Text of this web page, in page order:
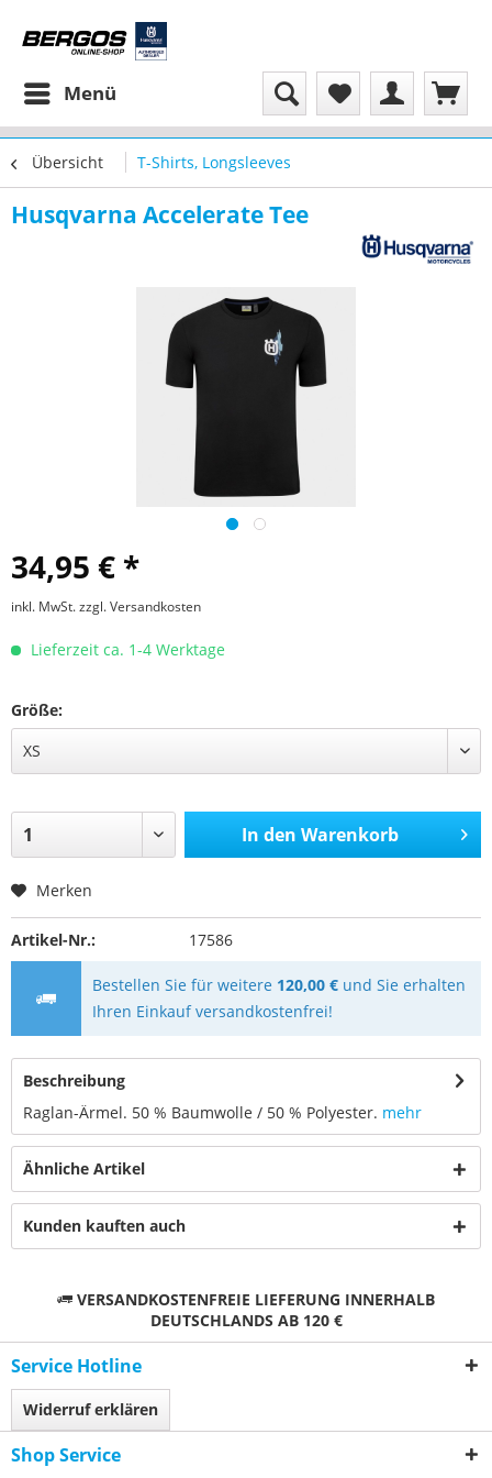
Menü
Übersicht T-Shirts, Longsleeves
Husqvarna Accelerate Tee
34,95 € *
inkl. MwSt.zzgl. Versandkosten
Lieferzeit ca. 1-4 Werktage
Größe:
In den Warenkorb
Merken
Artikel-Nr.: 17586
Bestellen Sie für weitere 120,00 € und Sie erhalten
Ihren Einkauf versandkostenfrei!
Beschreibung
Raglan-Ärmel. 50 % Baumwolle / 50 % Polyester. mehr
Ähnliche Artikel
Kunden kauften auch
VERSANDKOSTENFREIE LIEFERUNG INNERHALB
DEUTSCHLANDS AB 120 €
Service Hotline
Widerruf erklären
Shop Service